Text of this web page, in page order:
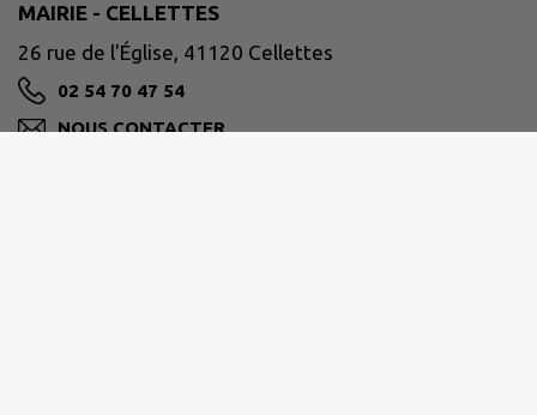
MAIRIE - CELLETTES
26 rue de l'Église, 41120 Cellettes
02 54 70 47 54
NOUS CONTACTER